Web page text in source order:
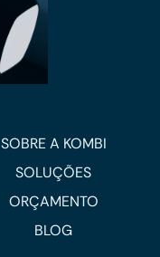
SOBRE A KOMBI
SOLUÇÕES
ORÇAMENTO
BLOG